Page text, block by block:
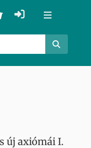
új axiómái I.